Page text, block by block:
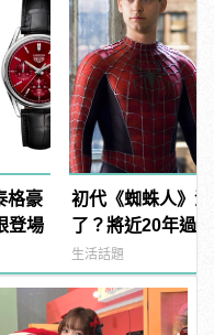
格豪
登場
初代《蜘蛛人》
了？將近20年過
生活話題